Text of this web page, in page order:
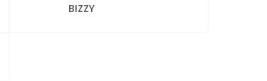
BIZZY